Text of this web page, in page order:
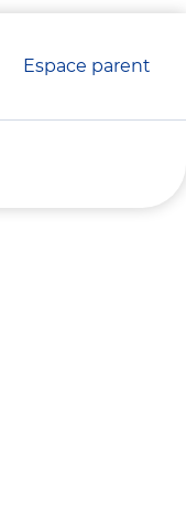
crèche(s)
Espace parent